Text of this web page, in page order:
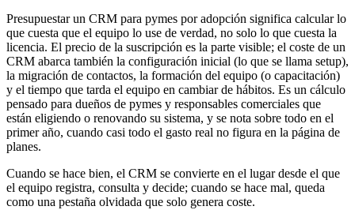
Presupuestar un CRM para pymes por adopción significa calcular lo
que cuesta que el equipo lo use de verdad, no solo lo que cuesta la
licencia. El precio de la suscripción es la parte visible; el coste de un
CRM abarca también la configuración inicial (lo que se llama setup),
la migración de contactos, la formación del equipo (o capacitación)
y el tiempo que tarda el equipo en cambiar de hábitos. Es un cálculo
pensado para dueños de pymes y responsables comerciales que
están eligiendo o renovando su sistema, y se nota sobre todo en el
primer año, cuando casi todo el gasto real no figura en la página de
planes.
Cuando se hace bien, el CRM se convierte en el lugar desde el que
el equipo registra, consulta y decide; cuando se hace mal, queda
como una pestaña olvidada que solo genera coste.